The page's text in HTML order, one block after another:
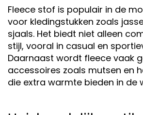
Fleece stof is populair in de
voor kledingstukken zoals
sjaals. Het biedt niet alleen
stijl, vooral in casual en
Daarnaast wordt fleece vaak
accessoires zoals mutsen en
die extra warmte bieden in de